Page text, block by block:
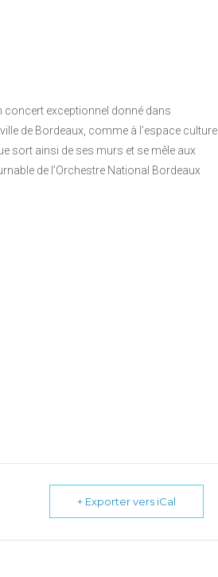
concert exceptionnel donné dans
de Bordeaux, comme à l’espace culturel
sort ainsi de ses murs et se mêle aux
de l’Orchestre National Bordeaux
+ Exporter vers iCal